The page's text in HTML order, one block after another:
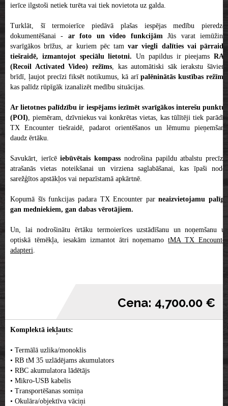
ierīce ilgstoši netiek turēta vai tiek novietota uz galda.
Turklāt, šī termoierīce piedāvā plašas iespējas medību pieredzes
dokumentēšanai - ar foto un video funkcijāmJūs varat iemūžināt
svarīgākos brīžus, ar kuriem pēc tamvar viegli dalīties vai pārraidīt
tiešraidē, izmantojot speciālu lietotni. Un papildus ir pieejams RAV
(Recoil Activated Video) režīms, kas automātiski sāk ierakstu šāviena
brīdī, ļaujot precīzi fiksēt notikumus, kā arīpalēninātās kustības režīms
kas palīdz rūpīgāk izanalizēt medību situācijas.
Ar lietotnes palīdzību ir iespējams iezīmēt svarīgākos interešu punktus
(POI), piemēram, dzīvniekus vai konkrētas vietas, kas tūlītēji tiek parādīti
TX Encounter tiešraidē, padarot orientēšanos un lēmumu pieņemšanu
daudz ērtāku.
Savukārt, ierīcēiebūvētais kompass nodrošina papildu atbalstu precīzai
atrašanās vietas noteikšanai un virziena saglabāšanai, kas īpaši noder
sarežģītos apstākļos vai nepazīstamā apkārtnē.
Kopumā šīs funkcijas padara TX Encounter parneaizvietojamu palīgu
gan medniekiem, gan dabas vērotājiem.
Un, lai nodrošinātu ērtāku termoierīces uzstādīšanu un noņemšanu uz
optiskā tēmēkļa, iesakām izmantot ātri noņemamotMA TX Encounter
adapteri.
Cena: 4,700.00 €
Komplektā iekļauts:
• Termālā uzlika/monoklis
• RB tM 35 uzlādējams akumulators
• RBC akumulatora lādētājs
• Mikro-USB kabelis
• Transportēšanas somiņa
• Okulāra/objektīva vāciņi